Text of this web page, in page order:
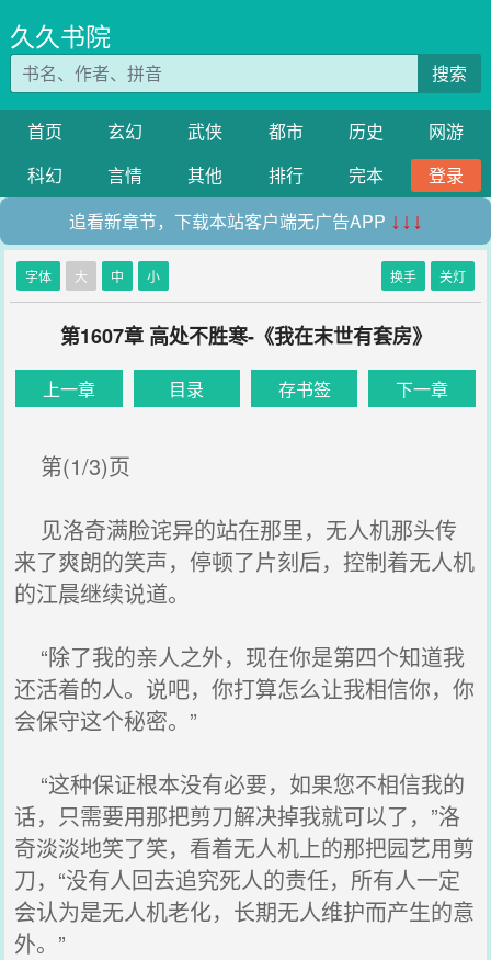
久久书院
搜索
首页 玄幻 武侠 都市 历史
网游
科幻
言情 其他 排行 完本
登录
追看新章节，下载本站客户端无广告APP ↓↓↓
字体 大 中 小 换手 关灯
第1607章 高处不胜寒-《我在末世有套房》
上一章 目录 存书签 下一章
第(1/3)页
见洛奇满脸诧异的站在那里，无人机那头传
来了爽朗的笑声，停顿了片刻后，控制着无人机
的江晨继续说道。
“除了我的亲人之外，现在你是第四个知道我
还活着的人。说吧，你打算怎么让我相信你，你
会保守这个秘密。”
“这种保证根本没有必要，如果您不相信我的
话，只需要用那把剪刀解决掉我就可以了，”洛
奇淡淡地笑了笑，看着无人机上的那把园艺用剪
刀，“没有人回去追究死人的责任，所有人一定
会认为是无人机老化，长期无人维护而产生的意
外。”